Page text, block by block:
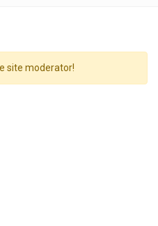
site moderator!